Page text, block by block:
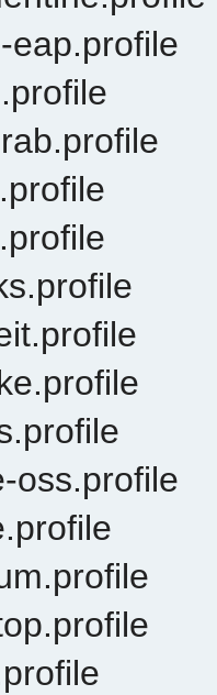
eap.profile
oss.profile